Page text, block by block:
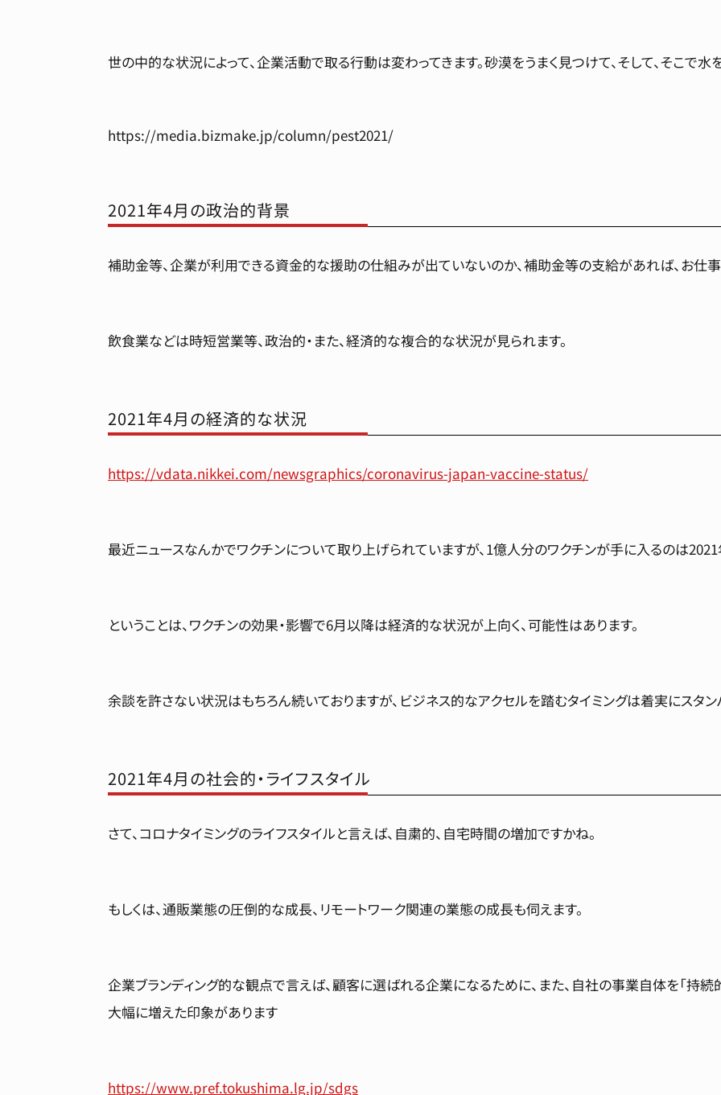
世の中的な状況によって、企業活動で取る行動は変わってきます。砂漠をうまく見つけて、そして、そこで水
https://media.bizmake.jp/column/pest2021/
2021年4月の政治的背景
補助金等、企業が利用できる資金的な援助の仕組みが出ていないのか、補助金等の支給があれば、お仕
飲食業などは時短営業等、政治的・また、経済的な複合的な状況が見られます。
2021年4月の経済的な状況
https://vdata.nikkei.com/newsgraphics/coronavirus-japan-vaccine-status/
最近ニュースなんかでワクチンについて取り上げられていますが、1億人分のワクチンが手に入るのは2021
ということは、ワクチンの効果・影響で6月以降は経済的な状況が上向く、可能性はあります。
余談を許さない状況はもちろん続いておりますが、ビジネス的なアクセルを踏むタイミングは着実にスタン
2021年4月の社会的・ライフスタイル
さて、コロナタイミングのライフスタイルと言えば、自粛的、自宅時間の増加ですかね。
もしくは、通販業態の圧倒的な成長、リモートワーク関連の業態の成長も伺えます。
企業ブランディング的な観点で言えば、顧客に選ばれる企業になるために、また、自社の事業自体を「持続
大幅に増えた印象があります
https://www.pref.tokushima.lg.jp/sdgs